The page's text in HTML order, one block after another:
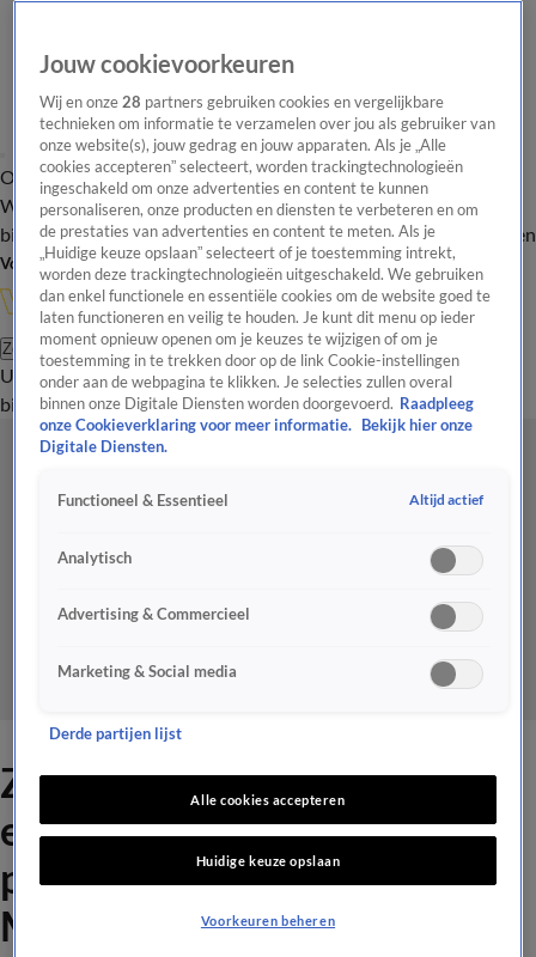
Overzicht Onze programma's Uitzendingen Onze gezichten
In de
WandelgangenInterviewsUitzending
bijwonenPodcastShopVeelgestelde vragenKijkersvraag insturen
Volg Vandaag Inside
Zoeken
UitzendingenVandaag InsideDe OranjezomerShopUitzending
bijwonen
Zijn rellen na zege Marokko
een maatschappelijk
probleem of een
Marokkanenprobleem?
Jouw cookievoorkeuren
Wij en onze28 partners gebruiken cookies en vergelijkbare
technieken om informatie te verzamelen over jou als gebruiker van
onze website(s), jouw gedrag en jouw apparaten. Als je „Alle
cookies accepteren” selecteert, worden trackingtechnologieën
ingeschakeld om onze advertenties en content te kunnen
personaliseren, onze producten en diensten te verbeteren en om
de prestaties van advertenties en content te meten. Als je
„Huidige keuze opslaan” selecteert of je toestemming intrekt,
worden deze trackingtechnologieën uitgeschakeld. We gebruiken
dan enkel functionele en essentiële cookies om de website goed te
laten functioneren en veilig te houden. Je kunt dit menu op ieder
moment opnieuw openen om je keuzes te wijzigen of om je
toestemming in te trekken door op de link Cookie-instellingen
onder aan de webpagina te klikken. Je selecties zullen overal
binnen onze Digitale Diensten worden doorgevoerd. Raadpleeg
onze Cookieverklaring voor meer informatie.
Bekijk hier onze
Digitale Diensten.
Functioneel & Essentieel Altijd actief
Analytisch
Advertising & Commercieel
Marketing & Social media
Derde partijen lijst
Alle cookies accepteren
Huidige keuze opslaan
Voorkeuren beheren